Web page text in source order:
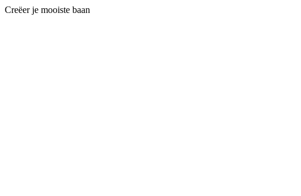
Creëer je mooiste baan